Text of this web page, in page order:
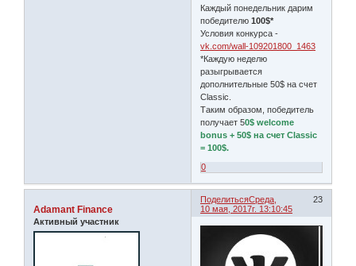
Каждый понедельник дарим
победителю100$*
Условия конкурса -
vk.com/wall-109201800_1463
*Каждую неделю
разыгрывается
дополнительные 50$ на счет
Classic.
Таким образом, победитель
получает 50$ welcome
bonus + 50$ на счет Classic
= 100$.
0
Поделиться 23
Среда,
10 мая, 2017г. 13:10:45
Adamant Finance
Активный участник